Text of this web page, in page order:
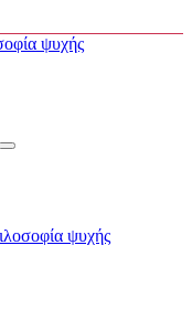
ψυχής